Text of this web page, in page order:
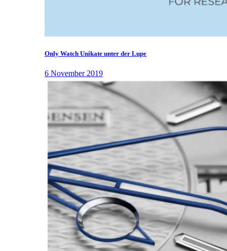
Only Watch Unikate unter der Lupe
6 November 2019